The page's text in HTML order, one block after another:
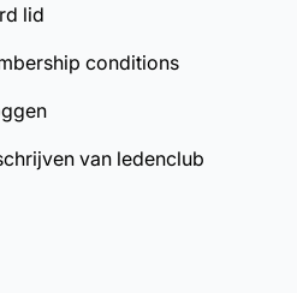
lid
conditions
van ledenclub